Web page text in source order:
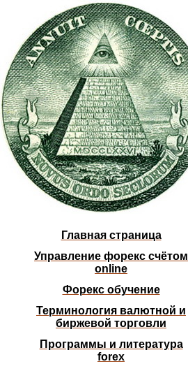
Главная страница
Управление форекс счётом
online
Форекс обучение
Терминология валютной и
биржевой торговли
Программы и литература
forex